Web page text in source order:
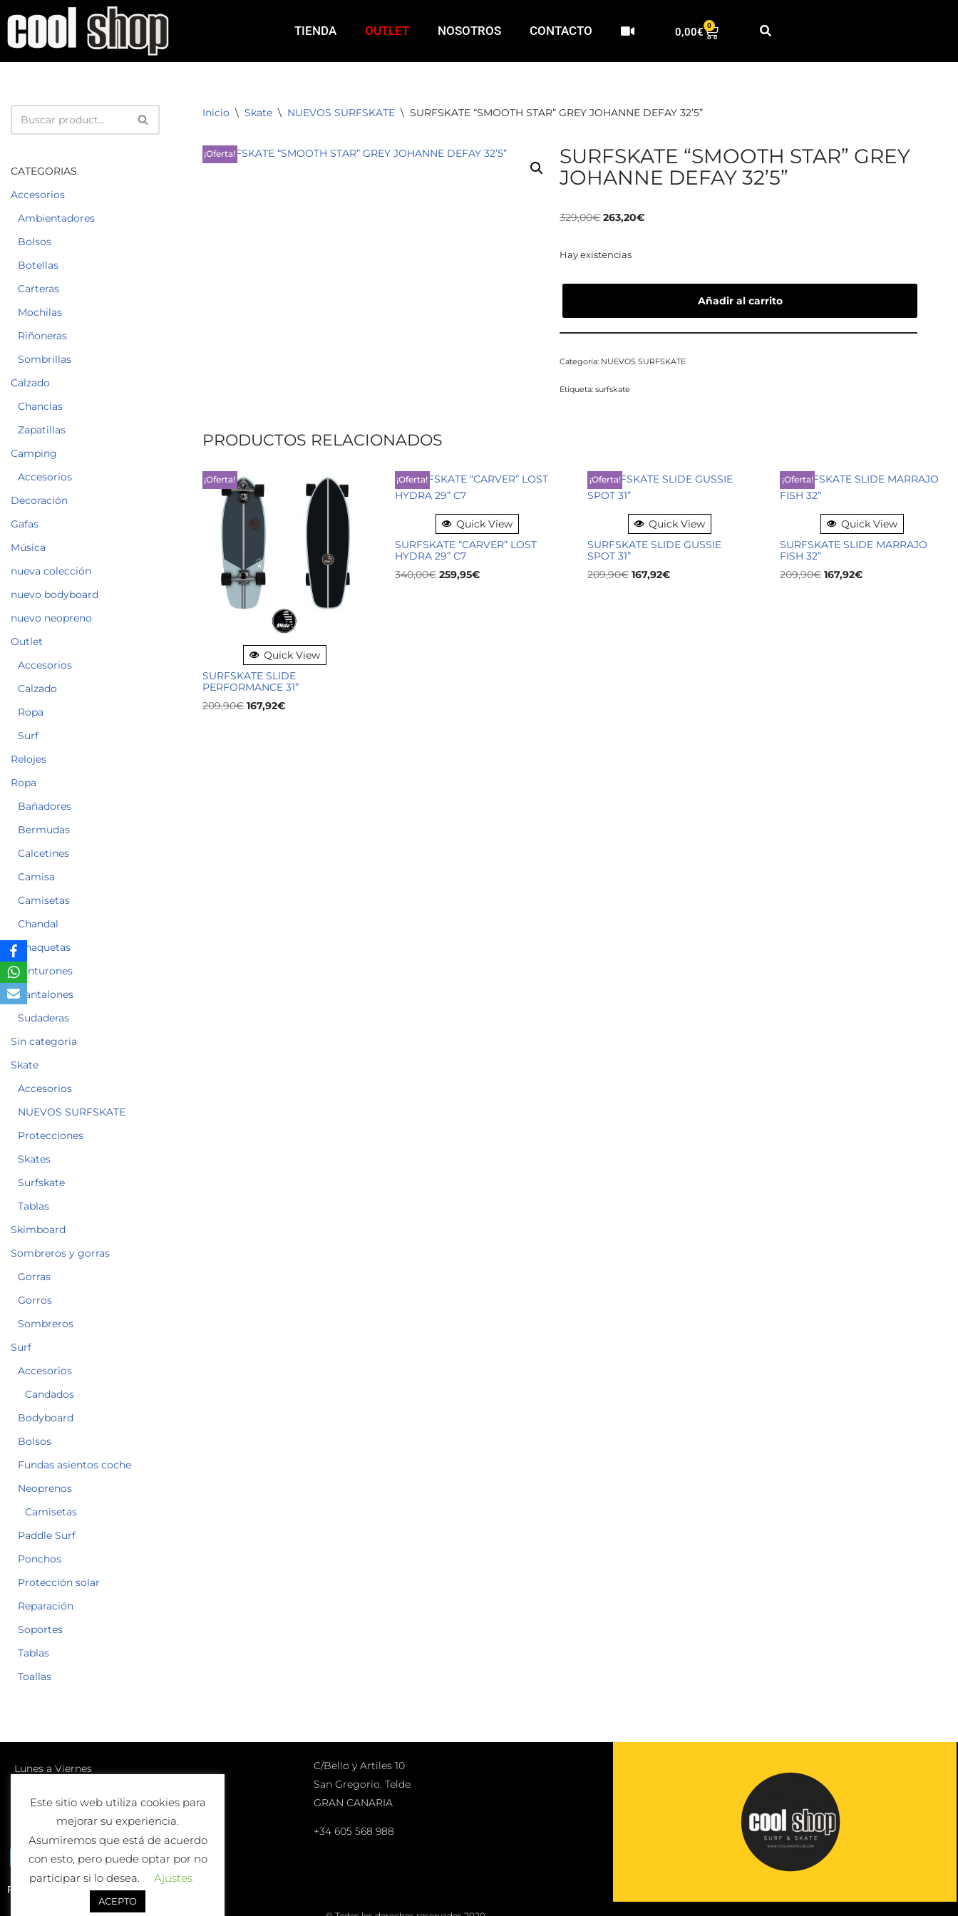
Saltar
TIENDA OUTLET NOSOTROS CONTACTO 0,00€
0
CATEGORIAS
Accesorios
Ambientadores
Bolsos
Botellas
Carteras
Mochilas
Riñoneras
Sombrillas
Calzado
Chanclas
Zapatillas
Camping
Accesorios
Decoración
Gafas
Música
nueva colección
nuevo bodyboard
nuevo neopreno
Outlet
Accesorios
Calzado
Ropa
Surf
Relojes
Ropa
Bañadores
Bermudas
Calcetines
Camisa
Camisetas
Chandal
Chaquetas
Cinturones
Pantalones
Sudaderas
Sin categoria
Skate
Accesorios
NUEVOS SURFSKATE
Protecciones
Skates
Surfskate
Tablas
Skimboard
Sombreros y gorras
Gorras
Gorros
Sombreros
Surf
Accesorios
Candados
Bodyboard
Bolsos
Fundas asientos coche
Neoprenos
Camisetas
Paddle Surf
Ponchos
Protección solar
Reparación
Soportes
Tablas
Toallas
Inicio \ Skate \ NUEVOS SURFSKATE \ SURFSKATE “SMOOTH STAR” GREY JOHANNE DEFAY 32’5”
¡Oferta!
SURFSKATE “SMOOTH STAR” GREY
JOHANNE DEFAY 32’5”
329,00€ 263,20€
Hay existencias
Añadir al carrito
Categoría: NUEVOS SURFSKATE
Etiqueta:surfskate
PRODUCTOS RELACIONADOS
¡Oferta!
Quick View
SURFSKATE SLIDE
PERFORMANCE 31”
209,90€ 167,92€
¡Oferta!
Quick View
SURFSKATE “CARVER” LOST
HYDRA 29” C7
340,00€ 259,95€
¡Oferta!
Quick View
SURFSKATE SLIDE GUSSIE
SPOT 31”
209,90€ 167,92€
¡Oferta!
Quick View
SURFSKATE SLIDE MARRAJO
FISH 32”
209,90€ 167,92€
Lunes a Viernes
Sábados
10:00-13:00
C/Bello y Artiles 10
San Gregorio. Telde
GRAN CANARIA
+34 605 568 988
Política de Devolución o Cambio
Este sitio web utiliza cookies para
mejorar su experiencia.
Asumiremos que está de acuerdo
con esto, pero puede optar por no
participar si lo desea.
Ajustes
ACEPTO